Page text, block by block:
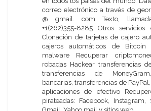
correo electrónico a través de
@ gmail. com Texto,
+1(262)355-8285 Otros servicios
Clonación de tarjetas de cajero
cajeros automáticos de
malware Recuperar
robadas Hackear transferencias
transferencias de
bancarias, transferencias de
aplicaciones de efectivo
pirateadas: Facebook, Instagram,